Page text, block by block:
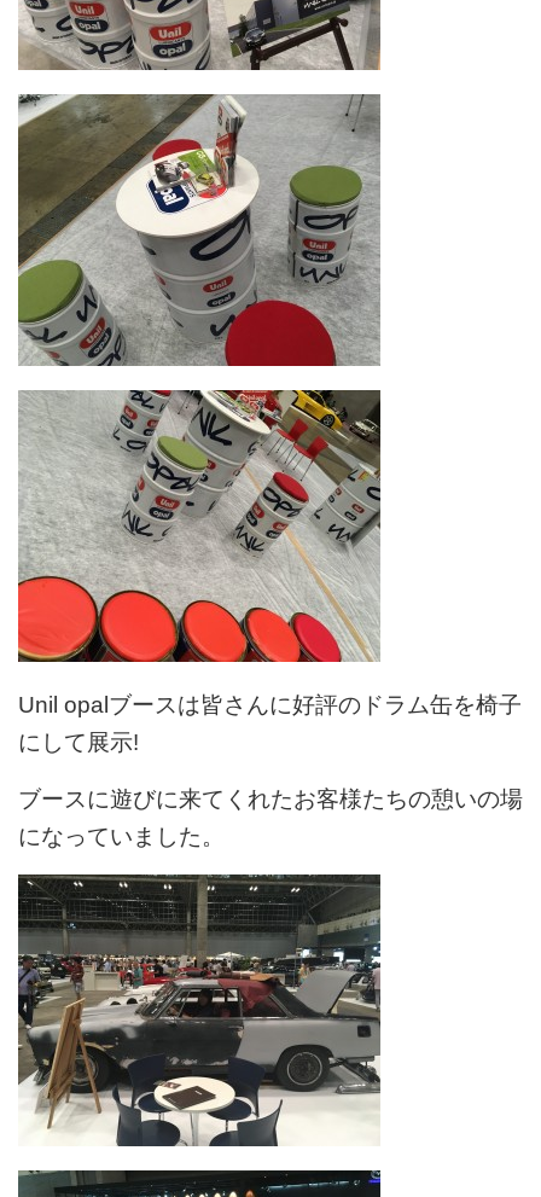
Unil opalブースは皆さんに好評のドラム缶を椅子
にして展示!
ブースに遊びに来てくれたお客様たちの憩いの場
になっていました。